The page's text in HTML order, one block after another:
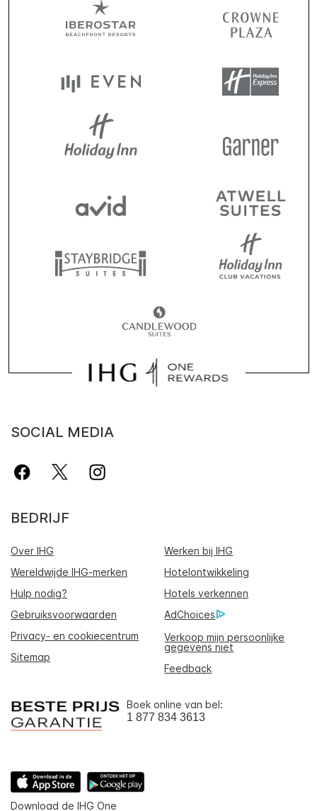
SOCIAL MEDIA
BEDRIJF
Over IHG
Werken bij IHG
Wereldwijde IHG-merken
Hotelontwikkeling
Hulp nodig?
Hotels verkennen
Gebruiksvoorwaarden
AdChoices
Privacy- en cookiecentrum
Verkoop mijn persoonlijke
gegevens niet
Sitemap
Feedback
Boek online van bel:
1 877 834 3613
Download de IHG One